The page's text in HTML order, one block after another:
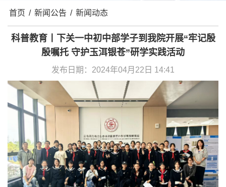
首页 / 新闻公告 / 新闻动态
科普教育丨下关一中初中部学子到我院开展“牢记殷
殷嘱托 守护玉洱银苍”研学实践活动
发布日期：2024年04月22日 14:41